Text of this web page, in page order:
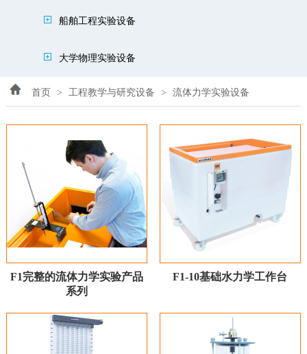
船舶工程实验设备
大学物理实验设备
首页 > 工程教学与研究设备 > 流体力学实验设备
F1完整的流体力学实验产品
系列
F1-10基础水力学工作台